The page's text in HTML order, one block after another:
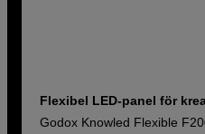
Flexibel LED-panel för
Godox Knowled Flexible